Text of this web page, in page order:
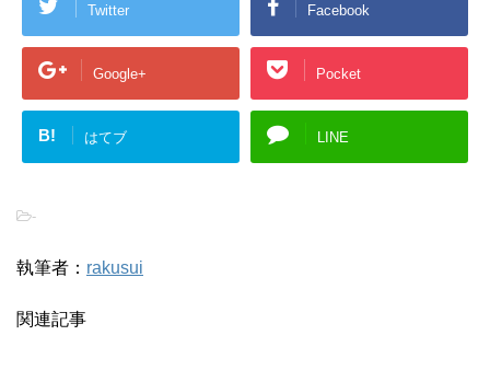
Twitter Facebook
Google+ Pocket
B! はてブ LINE
-
執筆者： rakusui
関連記事